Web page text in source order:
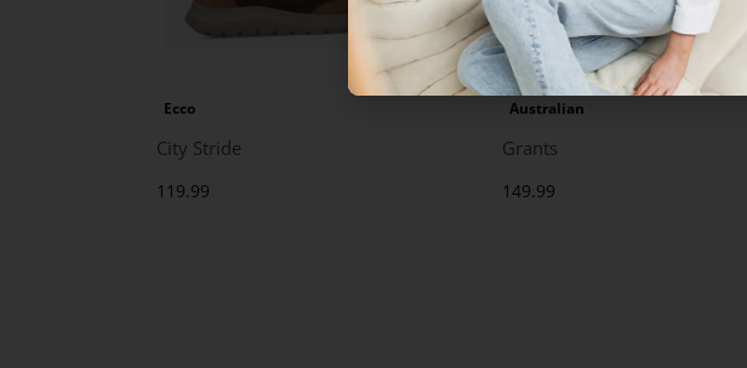
Ecco
City Stride
119.99
Australian
Grants
149.99